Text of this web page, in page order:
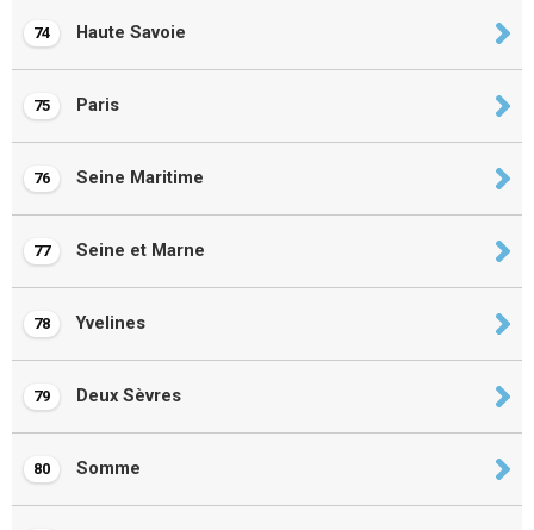
74 Haute Savoie
75 Paris
76 Seine Maritime
77 Seine et Marne
78 Yvelines
79 Deux Sèvres
80 Somme